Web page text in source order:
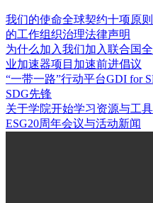
我们的使命全球契约十项原则
的工作组织治理法律声明
为什么加入我们加入联合国
业加速器项目 加速前进倡议
“一带一路”行动平台GDI for
SDG先锋
关于学院开始学习资源与工具
ESG20周年会议与活动新闻